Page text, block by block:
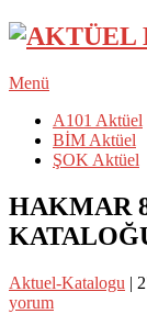
Menü
A101 Aktüel
BİM Aktüel
ŞOK Aktüel
HAKMAR
Aktuel-Katalogu |
yorum